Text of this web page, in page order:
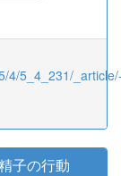
4/5_4_231/
子の行動